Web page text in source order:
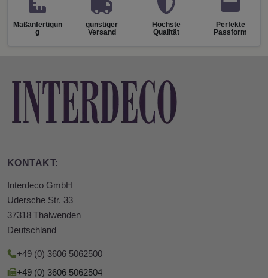
Maßanfertigun
g
günstiger
Versand
Höchste
Qualität
Perfekte
Passform
KONTAKT:
Interdeco GmbH
Udersche Str. 33
37318 Thalwenden
Deutschland
+49 (0) 3606 5062500
+49 (0) 3606 5062504